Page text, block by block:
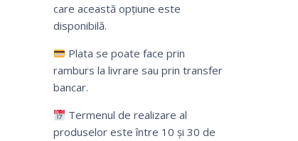
care această opțiune este
disponibilă.
Plata se poate face prin
ramburs la livrare sau prin transfer
bancar.
Termenul de realizare al
produselor este între 10 și 30 de